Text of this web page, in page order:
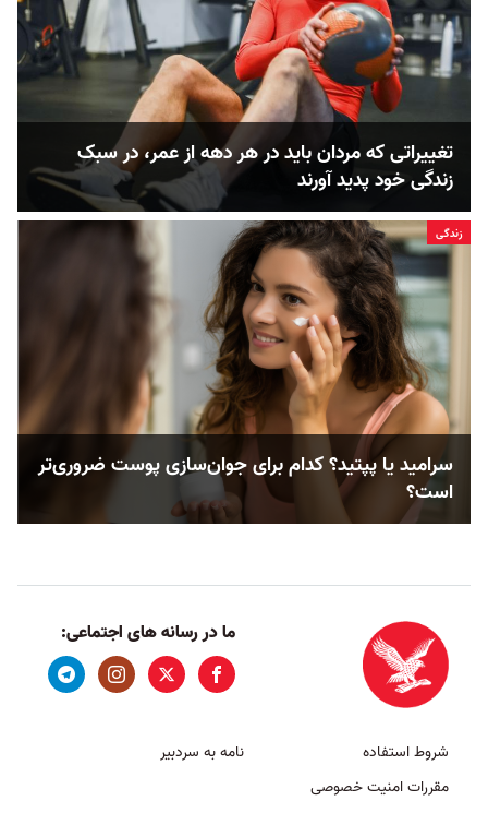
تغییراتی که مردان باید در هر دهه از عمر، در سبک
زندگی خود پدید آورند
زندگی
سرامید یا پپتید؟ کدام‌‌ برای جوان‌سازی پوست ضروری‌تر
است؟
ما در رسانه های اجتماعی:
شروط استفاده
مقررات امنیت خصوصی
نامه به سردبیر